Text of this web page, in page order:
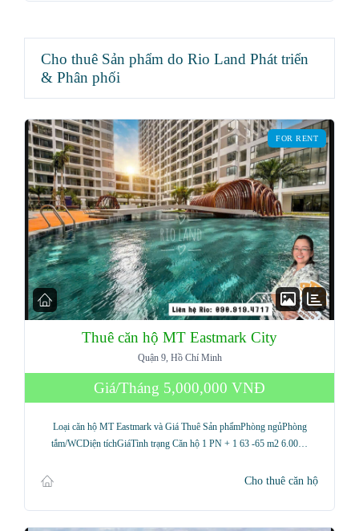
Cho thuê Sản phẩm do Rio Land Phát triển
& Phân phối
FOR RENT
Thuê căn hộ MT Eastmark City
Quận 9, Hồ Chí Minh
Giá/Tháng 5,000,000 VNĐ
Loại căn hộ MT Eastmark và Giá Thuê Sản phẩmPhòng ngủPhòng
tắm/WCDiện tíchGiáTình trạng Căn hộ 1 PN + 1 63 -65 m2 6.00…
Cho thuê căn hộ